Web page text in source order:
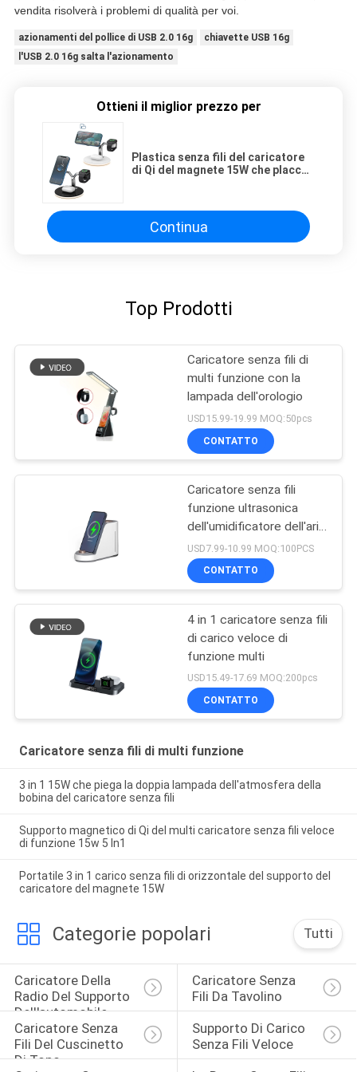
vendita risolverà i problemi di qualità per voi.
azionamenti del pollice di USB 2.0 16g
chiavette USB 16g
l'USB 2.0 16g salta l'azionamento
Ottieni il miglior prezzo per
Plastica senza fili del caricatore
di Qi del magnete 15W che placca
Continua
Top Prodotti
Caricatore senza fili di
multi funzione con la
lampada dell'orologio
USD15.99-19.99 MOQ:50pcs
CONTATTO
Caricatore senza fili
funzione ultrasonica
dell'umidificatore dell'aria
di multi
USD7.99-10.99 MOQ:100PCS
CONTATTO
4 in 1 caricatore senza fili
di carico veloce di
funzione multi
USD15.49-17.69 MOQ:200pcs
CONTATTO
Caricatore senza fili di multi funzione
3 in 1 15W che piega la doppia lampada dell'atmosfera della
bobina del caricatore senza fili
Supporto magnetico di Qi del multi caricatore senza fili veloce
di funzione 15w 5 In1
Portatile 3 in 1 carico senza fili di orizzontale del supporto del
caricatore del magnete 15W
Categorie popolari Tutti
Caricatore Della
Radio Del Supporto
Dell'automobile
Caricatore Senza
Fili Da Tavolino
Caricatore Senza
Fili Del Cuscinetto
Di Topo
Supporto Di Carico
Senza Fili Veloce